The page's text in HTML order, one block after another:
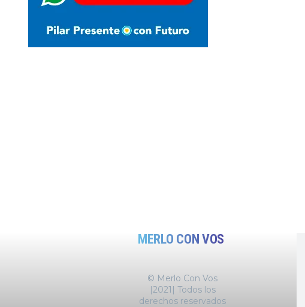
MERLO CON VOS
© Merlo Con Vos
|2021| Todos los
derechos reservados